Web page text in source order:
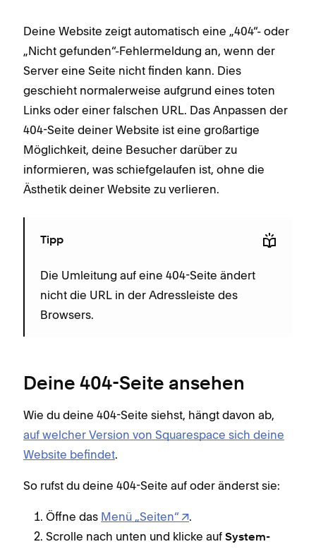
Deine Website zeigt automatisch eine „404“- oder
„Nicht gefunden“-Fehlermeldung an, wenn der
Server eine Seite nicht finden kann. Dies
geschieht normalerweise aufgrund eines toten
Links oder einer falschen URL. Das Anpassen der
404-Seite deiner Website ist eine großartige
Möglichkeit, deine Besucher darüber zu
informieren, was schiefgelaufen ist, ohne die
Ästhetik deiner Website zu verlieren.
Tipp
Die Umleitung auf eine 404-Seite ändert
nicht die URL in der Adressleiste des
Browsers.
Deine 404-Seite ansehen
Wie du deine 404-Seite siehst, hängt davon ab,
auf welcher Version von Squarespace sich deine
Website befindet.
So rufst du deine 404-Seite auf oder änderst sie:
Öffne das Menü „Seiten“
.
Scrolle nach unten und klicke auf System-